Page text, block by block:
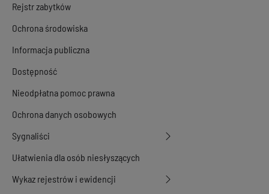
Rejstr zabytków
Ochrona środowiska
Informacja publiczna
Dostępność
Nieodpłatna pomoc prawna
Ochrona danych osobowych
Sygnaliści
Ułatwienia dla osób niesłyszących
Wykaz rejestrów i ewidencji